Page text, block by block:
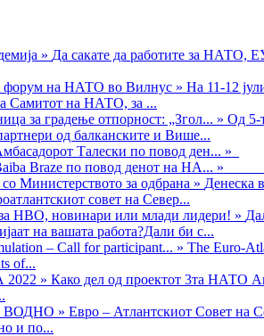
» Да сакате да работите за НАТО,
форум на НАТО во Вилнус » На 11-12
Самитот на НАТО, за ...
за градење отпорност: „Згол... » Од 5-
од балканските и Више...
Талески по повод ден... »
Braze по повод денот на НА... »
Министерството за одбрана » Денеска
совет на Север...
новинари или млади лидери! »
на вашата работа?Дали би с...
– Call for participant... » The Euro-
of...
» Како дел од проектот 3та НАТО
ВОДНО » Евро – Атлантскиот Совет на
и по...